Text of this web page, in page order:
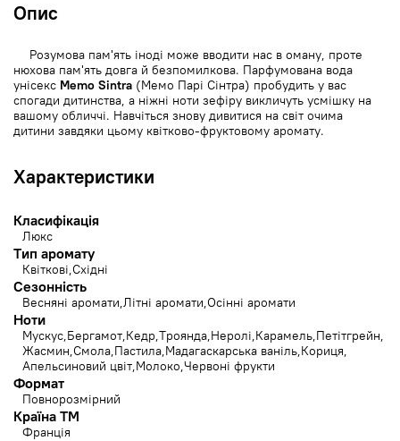
Опис
Розумова пам'ять іноді може вводити нас в оману, проте
нюхова пам'ять довга й безпомилкова. Парфумована вода
унісекс Memo Sintra (Мемо Парі Сінтра) пробудить у вас
спогади дитинства, а ніжні ноти зефіру викличуть усмішку на
вашому обличчі. Навчіться знову дивитися на світ очима
дитини завдяки цьому квітково-фруктовому аромату.
Характеристики
Класифікація
Люкс
Тип аромату
Квіткові Східні
Сезонність
Весняні аромати Літні аромати Осінні аромати
Ноти
Мускус Бергамот Кедр Троянда Неролі Карамель Петітгрейн
Жасмин Смола Пастила Мадагаскарська ваніль Кориця
Апельсиновий цвіт Молоко Червоні фрукти
Формат
Повнорозмірний
Країна ТМ
Франція